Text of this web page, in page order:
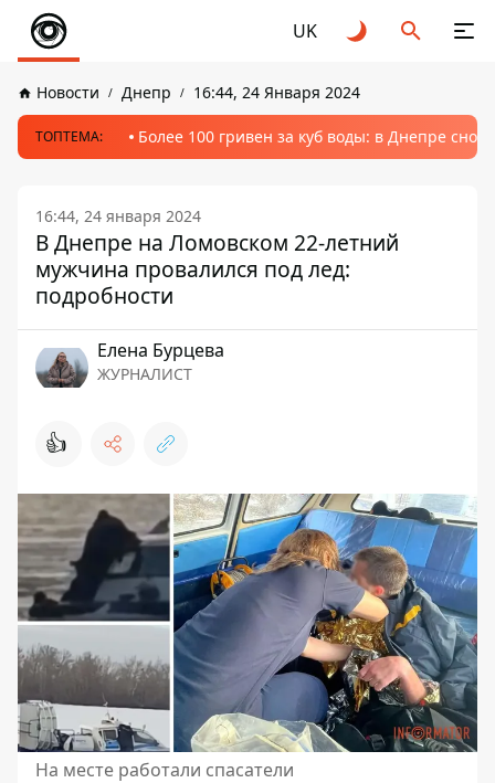
UK
Новости Днепр 16:44, 24 Января 2024
ТОПТЕМА: Более 100 гривен за куб воды: в Днепре
16:44, 24 января 2024
В Днепре на Ломовском 22-летний
мужчина провалился под лед:
подробности
Елена Бурцева
ЖУРНАЛИСТ
👍
На месте работали спасатели